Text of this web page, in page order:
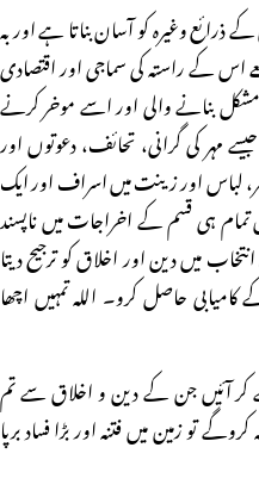
وغیرہ کو آسان بناتا ہے اور بہ
کے راستہ کی سماجی اور اقتصادی
بنانے والی اور اسے موخر کرنے
مہر کی گرانی، تحائف، دعوتوں اور
لباس اور زینت میں اسراف اور ایک
ہی قسم کے اخراجات میں ناپسند
میں دین اور اخلاق کو ترجیح دیتا
حاصل کرو۔ اللہ تمہیں اچھا
آئیں جن کے دین و اخلاق سے تم
تو زمین میں فتنہ اور بڑا فساد برپا